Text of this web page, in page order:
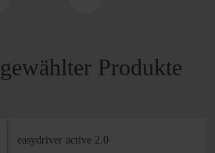
Produkte
easydriver active 2.0